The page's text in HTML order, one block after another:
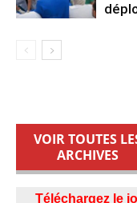
VOIR TOUTES
ARCHIVES